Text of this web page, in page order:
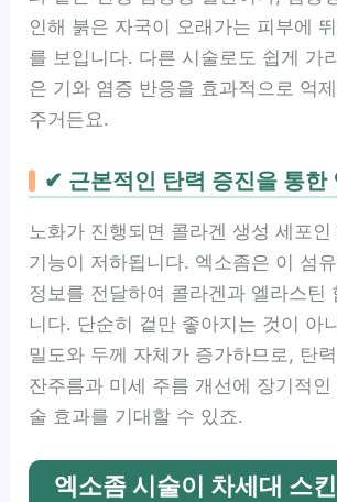
인해 붉은 자국이 오래가는 피부에
를 보입니다. 다른 시술로도 쉽게 가
은 기와 염증 반응을 효과적으로 억
주거든요.
✔ 근본적인 탄력 증진을 통한
노화가 진행되면 콜라겐 생성 세포인
기능이 저하됩니다. 엑소좀은 이 섬
정보를 전달하여 콜라겐과 엘라스틴
니다. 단순히 겉만 좋아지는 것이 아
밀도와 두께 자체가 증가하므로, 탄
잔주름과 미세 주름 개선에 장기적인
술 효과를 기대할 수 있죠.
엑소좀 시술이 차세대 스